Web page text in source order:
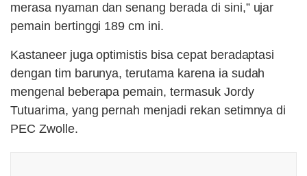
merasa nyaman dan senang berada di sini,” ujar
pemain bertinggi 189 cm ini.
Kastaneer juga optimistis bisa cepat beradaptasi
dengan tim barunya, terutama karena ia sudah
mengenal beberapa pemain, termasuk Jordy
Tutuarima, yang pernah menjadi rekan setimnya di
PEC Zwolle.